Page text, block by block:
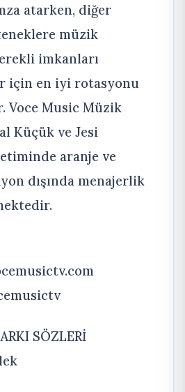
atarken, diğer
müzik
imkanları
için en iyi rotasyonu
Voce Music Müzik
Küçük ve Jesi
aranje ve
dışında menajerlik
SÖZLERİ